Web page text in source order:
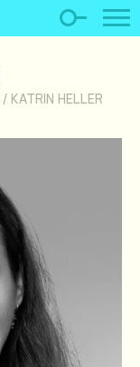
/ KATRIN HELLER